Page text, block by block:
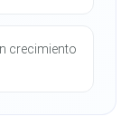
crecimiento